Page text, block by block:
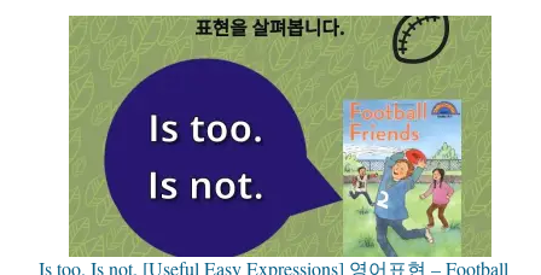
Is too. Is not. [Useful Easy Expressions] 영어표현 – Football